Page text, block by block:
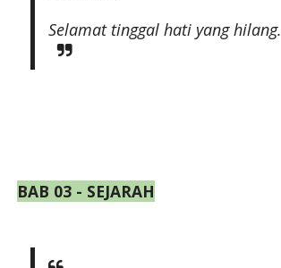
Selamat tinggal hati yang hilang.
BAB 03 - SEJARAH